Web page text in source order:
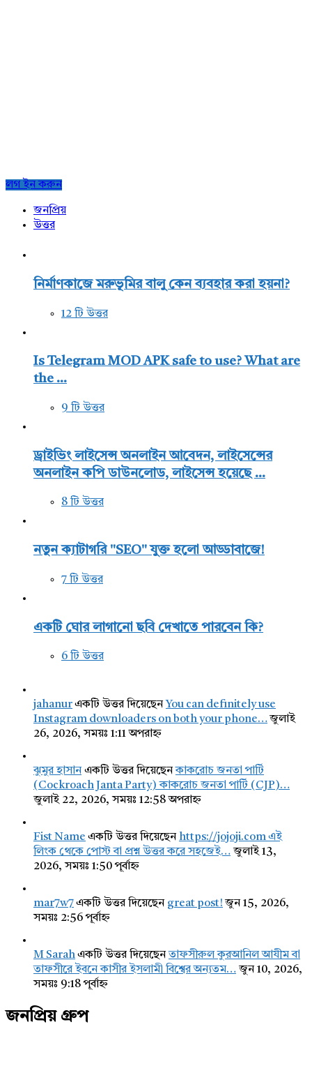
Sidebar
লগ ইন করুন
জনপ্রিয়
উত্তর
নির্মাণকাজে মরুভূমির বালু কেন ব্যবহার করা হয়না?
12 টি উত্তর
Is Telegram MOD APK safe to use? What are
the ...
9 টি উত্তর
ড্রাইভিং লাইসেন্স অনলাইন আবেদন, লাইসেন্সের
অনলাইন কপি ডাউনলোড, লাইসেন্স হয়েছে ...
8 টি উত্তর
নতুন ক্যাটাগরি "SEO" যুক্ত হলো আড্ডাবাজে!
7 টি উত্তর
একটি ঘোর লাগানো ছবি দেখাতে পারবেন কি?
6 টি উত্তর
jahanurএকটি উত্তর দিয়েছেন You can definitely use
Instagram downloaders on both your phone… জুলাই
26, 2026, সময়ঃ 1:11 অপরাহ্ন
ঝুমুর হাসানএকটি উত্তর দিয়েছেনকাকরোচ জনতা পার্টি
(Cockroach Janta Party) কাকরোচ জনতা পার্টি (CJP)…
জুলাই 22, 2026, সময়ঃ 12:58 অপরাহ্ন
Fist Name একটি উত্তর দিয়েছেন https://jojoji.com এই
লিংক থেকে পোস্ট বা প্রশ্ন উত্তর করে সহজেই… জুলাই 13,
2026, সময়ঃ 1:50 পূর্বাহ্ন
mar7w7একটি উত্তর দিয়েছেন great post! জুন 15, 2026,
সময়ঃ 2:56 পূর্বাহ্ন
M Sarahএকটি উত্তর দিয়েছেনতাফসীরুল কুরআনিল আযীম বা
তাফসীরে ইবনে কাসীর ইসলামী বিশ্বের অন্যতম… জুন 10, 2026,
সময়ঃ 9:18 পূর্বাহ্ন
জনপ্রিয় গ্রুপ